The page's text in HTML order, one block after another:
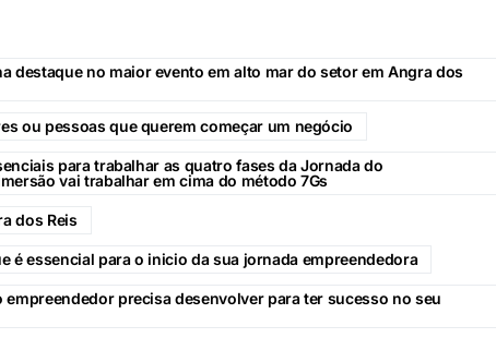
destaque no maior evento em alto mar do setor em Angra dos
ou pessoas que querem começar um negócio
para trabalhar as quatro fases da Jornada do
vai trabalhar em cima do método 7Gs
dos Reis
é essencial para o inicio da sua jornada empreendedora
precisa desenvolver para ter sucesso no seu